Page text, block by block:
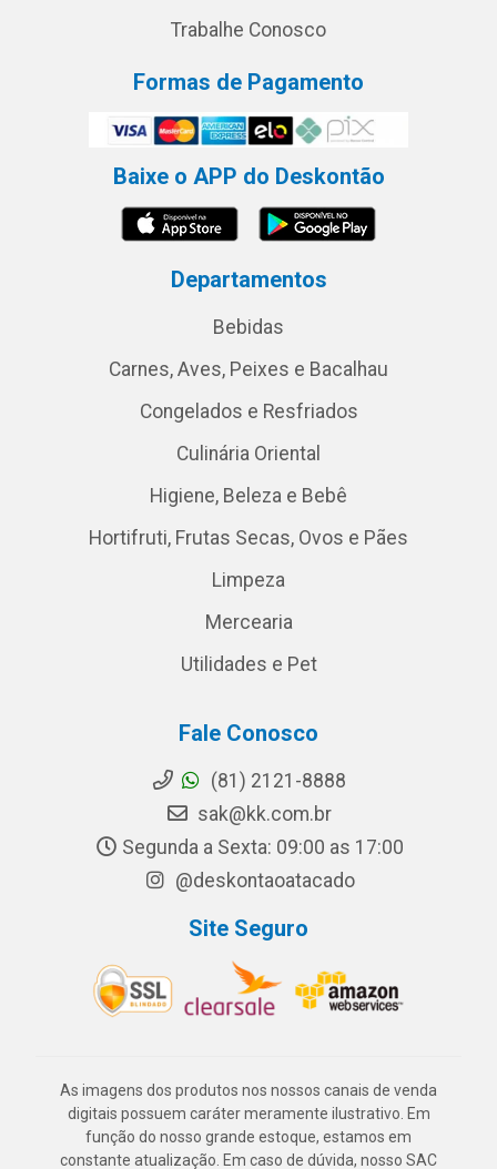
Trabalhe Conosco
Formas de Pagamento
Baixe o APP do Deskontão
Departamentos
Bebidas
Carnes, Aves, Peixes e Bacalhau
Congelados e Resfriados
Culinária Oriental
Higiene, Beleza e Bebê
Hortifruti, Frutas Secas, Ovos e Pães
Limpeza
Mercearia
Utilidades e Pet
Fale Conosco
(81) 2121-8888
sak@kk.com.br
Segunda a Sexta: 09:00 as 17:00
@deskontaoatacado
Site Seguro
As imagens dos produtos nos nossos canais de venda
digitais possuem caráter meramente ilustrativo. Em
função do nosso grande estoque, estamos em
constante atualização. Em caso de dúvida, nosso SAC